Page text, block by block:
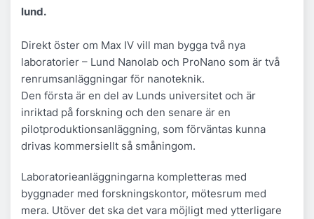
lund.
Direkt öster om Max IV vill man bygga två nya
laboratorier – Lund Nanolab och ProNano som är två
renrumsanläggningar för nanoteknik.
Den första är en del av Lunds universitet och är
inriktad på forskning och den senare är en
pilotproduktionsanläggning, som förväntas kunna
drivas kommersiellt så småningom.
Laboratorieanläggningarna kompletteras med
byggnader med forskningskontor, mötesrum med
mera. Utöver det ska det vara möjligt med ytterligare